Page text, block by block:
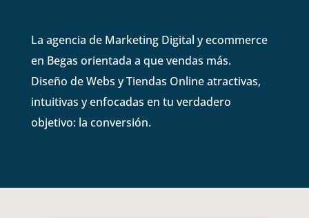
La agencia de Marketing Digital y ecommerce
en Begas orientada a que vendas más.
Diseño de Webs y Tiendas Online atractivas,
intuitivas y enfocadas en tu verdadero
objetivo: la conversión.